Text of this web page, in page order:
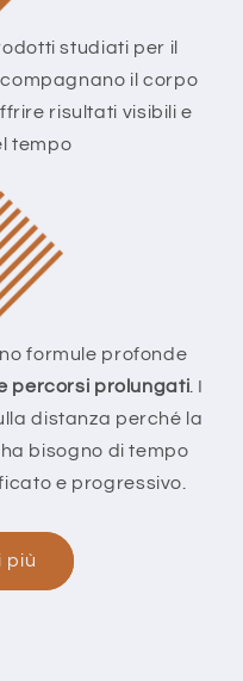
studiati per il
il corpo
risultati visibili e
tempo
formule profonde
percorsi prolungati . I
distanza perché la
bisogno di tempo
e progressivo.
più